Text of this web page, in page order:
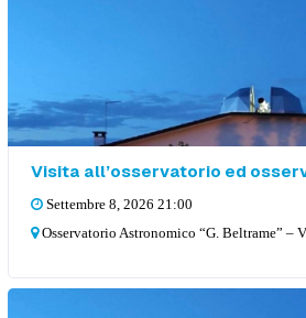
Visita all’osservatorio ed
Settembre 8, 2026 21:00
Osservatorio Astronomico “G. Beltrame” – Via Santa